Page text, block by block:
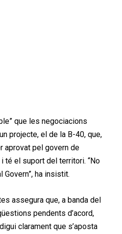
que les negociacions
projecte, el de la B-40, que,
aprovat pel govern de
té el suport del territori. “No
Govern”, ha insistit.
assegura que, a banda del
pendents d’acord,
clarament que s’aposta